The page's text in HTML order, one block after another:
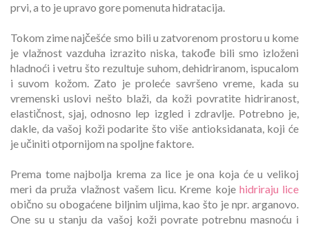
prvi, a to je upravo gore pomenuta hidratacija.
Tokom zime najčešće smo bili u zatvorenom prostoru u kome
je vlažnost vazduha izrazito niska, takođe bili smo izloženi
hladnoći i vetru što rezultuje suhom, dehidriranom, ispucalom
i suvom kožom. Zato je proleće savršeno vreme, kada su
vremenski uslovi nešto blaži, da koži povratite hidriranost,
elastičnost, sjaj, odnosno lep izgled i zdravlje. Potrebno je,
dakle, da vašoj koži podarite što više antioksidanata, koji će
je učiniti otpornijom na spoljne faktore.
Prema tome najbolja krema za lice je ona koja će u velikoj
meri da pruža vlažnost vašem licu. Kreme koje hidriraju lice
obično su obogaćene biljnim uljima, kao što je npr. arganovo.
One su u stanju da vašoj koži povrate potrebnu masnoću i